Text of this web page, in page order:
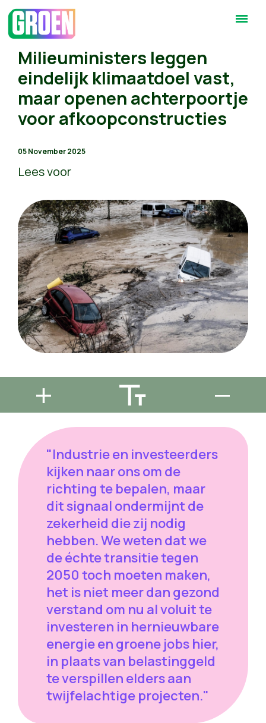
Milieuministers leggen
eindelijk klimaatdoel vast,
maar openen achterpoortje
voor afkoopconstructies
05 November 2025
Lees voor
"Industrie en investeerders
kijken naar ons om de
richting te bepalen, maar
dit signaal ondermijnt de
zekerheid die zij nodig
hebben. We weten dat we
de échte transitie tegen
2050 toch moeten maken,
het is niet meer dan gezond
verstand om nu al voluit te
investeren in hernieuwbare
energie en groene jobs hier,
in plaats van belastinggeld
te verspillen elders aan
twijfelachtige projecten."